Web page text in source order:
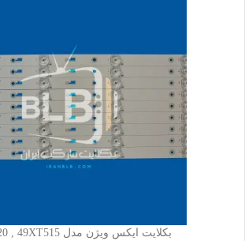
بکلایت ایکس ویژن مدل 49XT520 , 49XT515